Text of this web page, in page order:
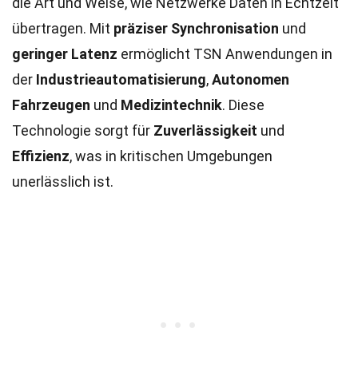
übertragen. Mit präziser Synchronisation und
geringer Latenz ermöglicht TSN Anwendungen in
der Industrieautomatisierung,Autonomen
Fahrzeugen und Medizintechnik. Diese
Technologie sorgt für Zuverlässigkeit und
Effizienz, was in kritischen Umgebungen
unerlässlich ist.